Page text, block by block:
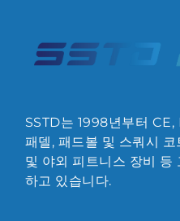
SSTD는 1998년부터 CE,
패델, 패드볼 및 스쿼시
및 야외 피트니스 장비 등
하고 있습니다.